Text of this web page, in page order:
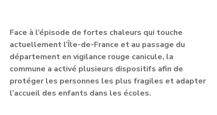
Face à l’épisode de fortes chaleurs qui touche
actuellement l’Île-de-France et au passage du
département en vigilance rouge canicule, la
commune a activé plusieurs dispositifs afin de
protéger les personnes les plus fragiles et adapter
l’accueil des enfants dans les écoles.